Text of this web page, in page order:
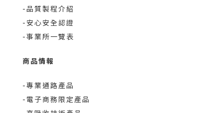
-品質製程介紹
-安心安全認證
-事業所一覽表
商品情報
-專業通路產品
-電子商務限定產品